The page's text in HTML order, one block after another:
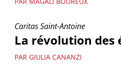
Caritas Saint-Antoine
La révolution des
PAR GIULIA CANANZI